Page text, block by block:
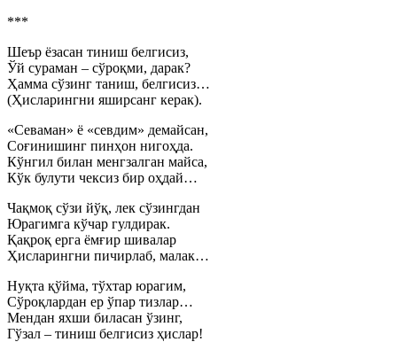
***
Шеър ёзасан тиниш белгисиз,
Ўй сураман – сўроқми, дарак?
Ҳамма сўзинг таниш, белгисиз…
(Ҳисларингни яширсанг керак).
«Севаман» ё «севдим» демайсан,
Соғинишинг пинҳон нигоҳда.
Кўнгил билан менгзалган майса,
Кўк булути чексиз бир оҳдай…
Чақмоқ сўзи йўқ, лек сўзингдан
Юрагимга кўчар гулдирак.
Қақроқ ерга ёмғир шивалар
Ҳисларингни пичирлаб, малак…
Нуқта қўйма, тўхтар юрагим,
Сўроқлардан ер ўпар тизлар…
Мендан яхши биласан ўзинг,
Гўзал – тиниш белгисиз ҳислар!